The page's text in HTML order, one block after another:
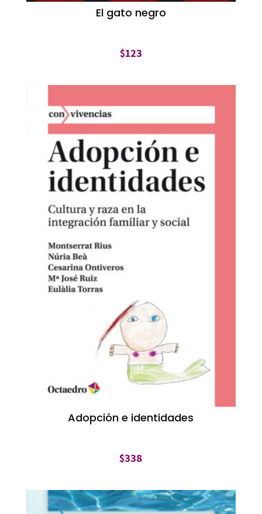
El gato negro
$123
Adopción e identidades
$338